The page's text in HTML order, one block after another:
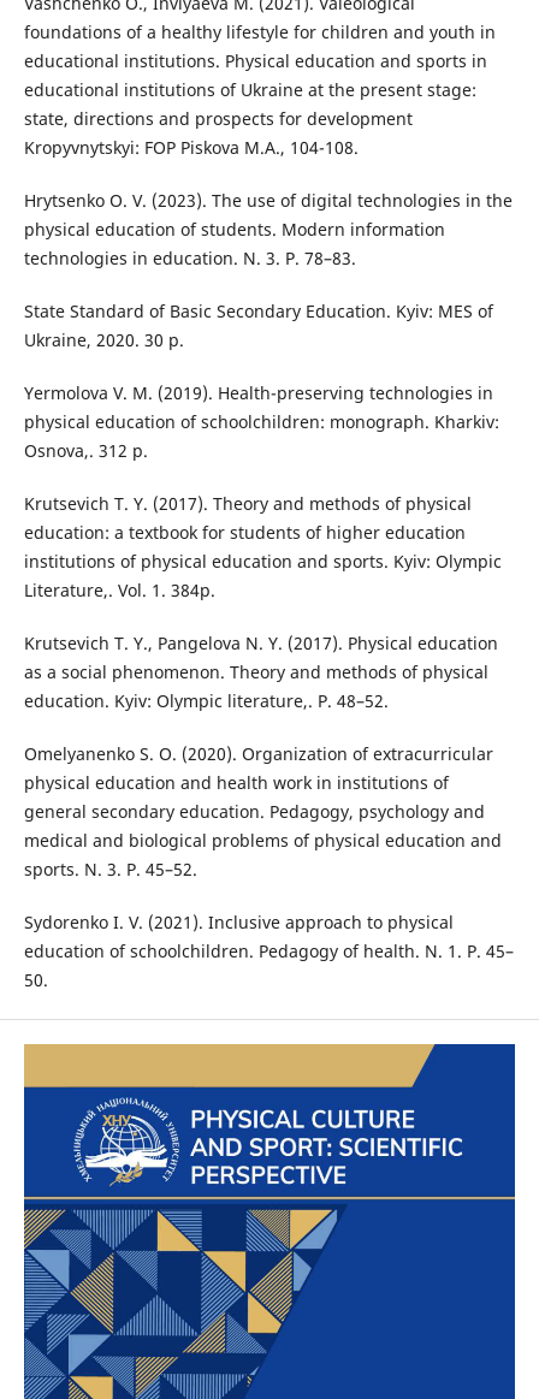
foundations of a healthy lifestyle for children and youth in
educational institutions. Physical education and sports in
educational institutions of Ukraine at the present stage:
state, directions and prospects for development
Kropyvnytskyi: FOP Piskova M.A., 104-108.
Hrytsenko O. V. (2023). The use of digital technologies in the
physical education of students. Modern information
technologies in education. N. 3. P. 78–83.
State Standard of Basic Secondary Education. Kyiv: MES of
Ukraine, 2020. 30 p.
Yermolova V. M. (2019). Health-preserving technologies in
physical education of schoolchildren: monograph. Kharkiv:
Osnova,. 312 p.
Krutsevich T. Y. (2017). Theory and methods of physical
education: a textbook for students of higher education
institutions of physical education and sports. Kyiv: Olympic
Literature,. Vol. 1. 384p.
Krutsevich T. Y., Pangelova N. Y. (2017). Physical education
as a social phenomenon. Theory and methods of physical
education. Kyiv: Olympic literature,. P. 48–52.
Omelyanenko S. O. (2020). Organization of extracurricular
physical education and health work in institutions of
general secondary education. Pedagogy, psychology and
medical and biological problems of physical education and
sports. N. 3. P. 45–52.
Sydorenko I. V. (2021). Inclusive approach to physical
education of schoolchildren. Pedagogy of health. N. 1. P. 45–
50.